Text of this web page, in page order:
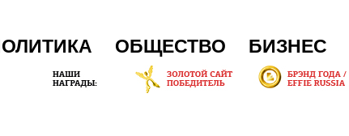
ОБЩЕСТВО БИЗНЕС